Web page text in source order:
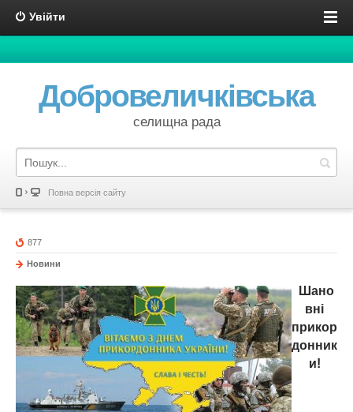
Увійти
Добровеличківська
селищна рада
Повна версія сайту
877
Новини
Шано
вні
прикор
донник
и!